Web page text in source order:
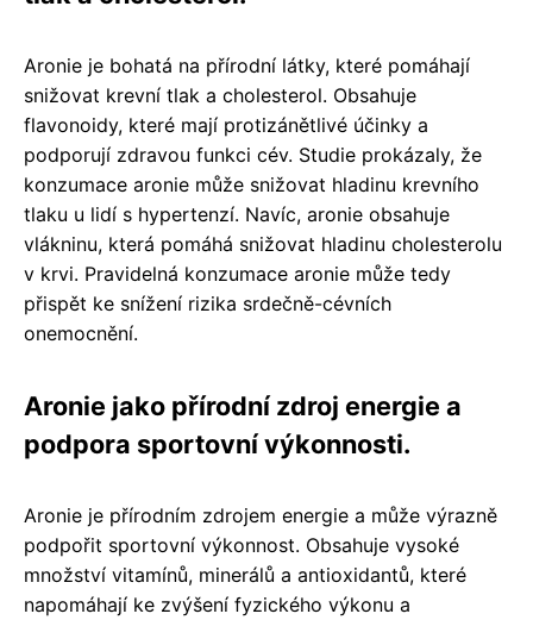
Aronie je bohatá na přírodní látky, které pomáhají
snižovat krevní tlak a cholesterol. Obsahuje
flavonoidy, které mají protizánětlivé účinky a
podporují zdravou funkci cév. Studie prokázaly, že
konzumace aronie může snižovat hladinu krevního
tlaku u lidí s hypertenzí. Navíc, aronie obsahuje
vlákninu, která pomáhá snižovat hladinu cholesterolu
v krvi. Pravidelná konzumace aronie může tedy
přispět ke snížení rizika srdečně-cévních
onemocnění.
Aronie jako přírodní zdroj energie a
podpora sportovní výkonnosti.
Aronie je přírodním zdrojem energie a může výrazně
podpořit sportovní výkonnost. Obsahuje vysoké
množství vitamínů, minerálů a antioxidantů, které
napomáhají ke zvýšení fyzického výkonu a